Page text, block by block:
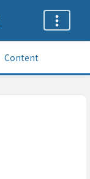
Content